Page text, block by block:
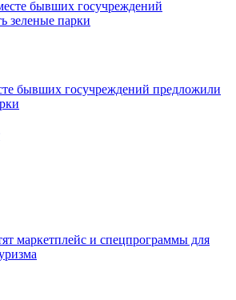
бывших госучреждений предложили
маркетплейс и спецпрограммы для